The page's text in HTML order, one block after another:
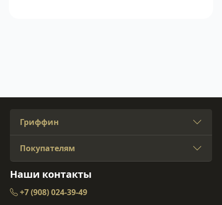
Гриффин
Покупателям
Наши контакты
+7 (908) 024-39-49